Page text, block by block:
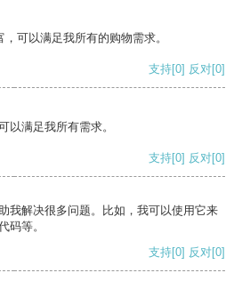
可以满足我所有的购物需求。
支持[0] 反对[0]
以满足我所有需求。
支持[0] 反对[0]
我解决很多问题。比如，我可以使用它来
码等。
支持[0] 反对[0]